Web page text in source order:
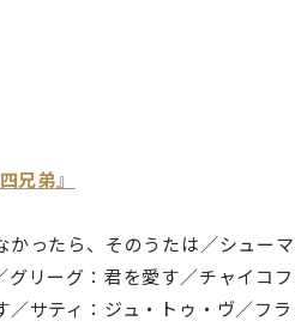
兄弟』
かったら、そのうたは／シュー
グリーグ：君を愛す／チャイコ
／サティ：ジュ・トゥ・ヴ／フ